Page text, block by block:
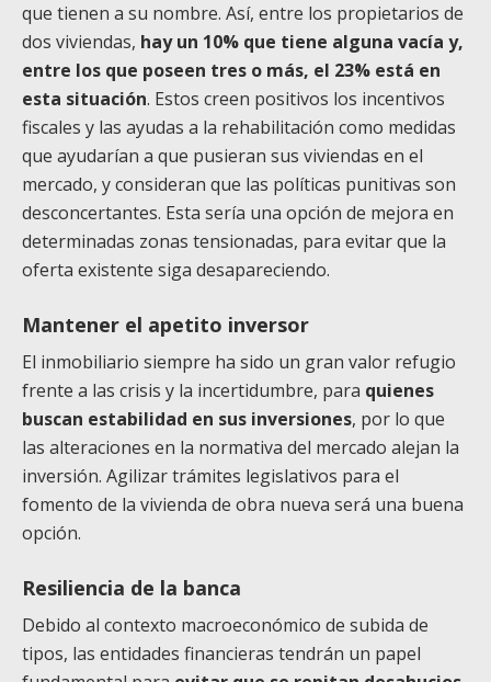
que tienen a su nombre. Así, entre los propietarios de
dos viviendas, hay un 10% que tiene alguna vacía y,
entre los que poseen tres o más, el 23% está en
esta situación. Estos creen positivos los incentivos
fiscales y las ayudas a la rehabilitación como medidas
que ayudarían a que pusieran sus viviendas en el
mercado, y consideran que las políticas punitivas son
desconcertantes. Esta sería una opción de mejora en
determinadas zonas tensionadas, para evitar que la
oferta existente siga desapareciendo.
Mantener el apetito inversor
El inmobiliario siempre ha sido un gran valor refugio
frente a las crisis y la incertidumbre, para quienes
buscan estabilidad en sus inversiones, por lo que
las alteraciones en la normativa del mercado alejan la
inversión. Agilizar trámites legislativos para el
fomento de la vivienda de obra nueva será una buena
opción.
Resiliencia de la banca
Debido al contexto macroeconómico de subida de
tipos, las entidades financieras tendrán un papel